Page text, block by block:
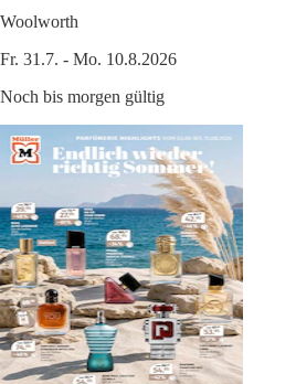
Woolworth
Fr. 31.7. - Mo. 10.8.2026
Noch bis morgen gültig